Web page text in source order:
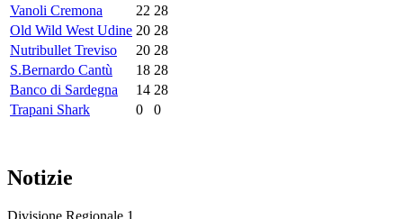
Vanoli Cremona
22 28
Old Wild West Udine 20 28
Nutribullet Treviso
20 28
S.Bernardo Cantù
18 28
Banco di Sardegna
14 28
Trapani Shark
0 0
Notizie